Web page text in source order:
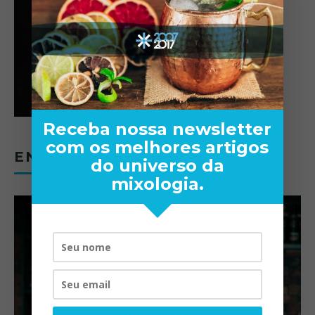
ENTREVISTAS
Receba nossa newsletter
com os melhores artigos
do universo da
mixologia.